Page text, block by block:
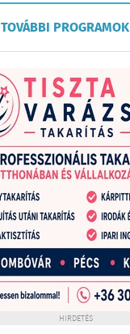
TOVÁBBI PROGRAMOK
HIRDETÉS